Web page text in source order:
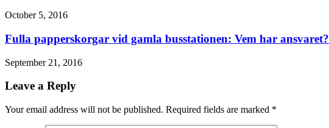
October 5, 2016
Fulla papperskorgar vid gamla busstationen: Vem har ansvaret?
September 21, 2016
Leave a Reply
Your email address will not be published. Required fields are marked *